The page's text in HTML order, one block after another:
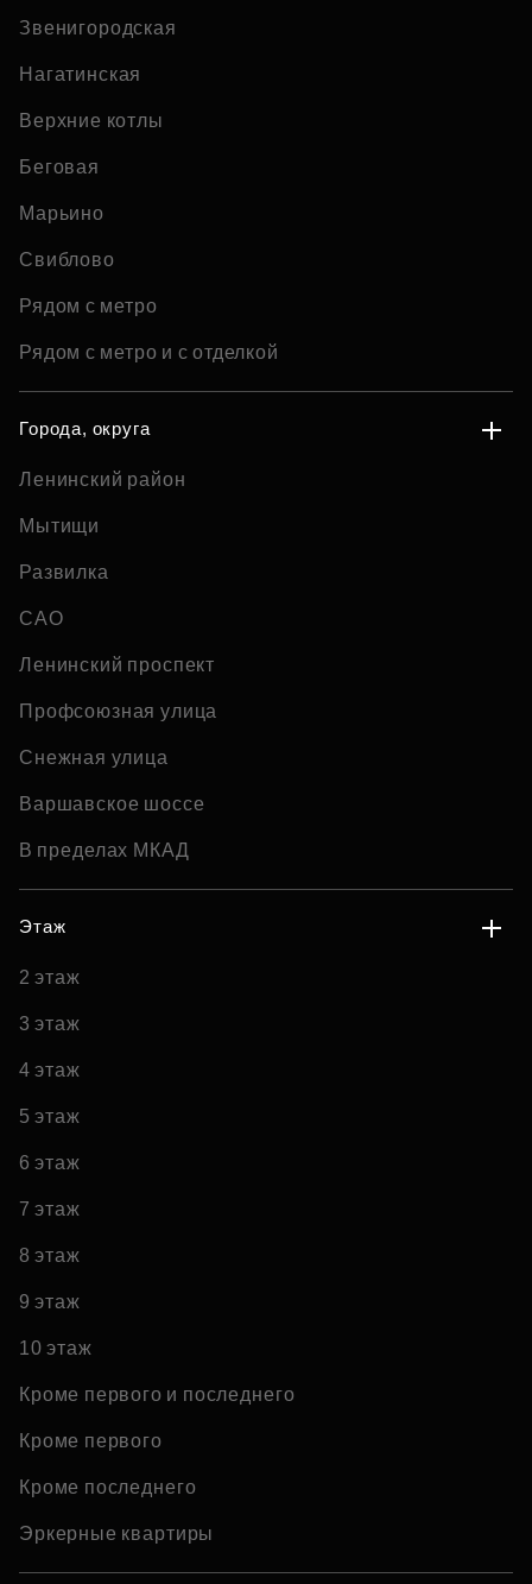
Звенигородская
Нагатинская
Верхние котлы
Беговая
Марьино
Свиблово
Рядом с метро
Рядом с метро и с отделкой
Города, округа
Ленинский район
Мытищи
Развилка
САО
Ленинский проспект
Профсоюзная улица
Снежная улица
Варшавское шоссе
В пределах МКАД
Этаж
2 этаж
3 этаж
4 этаж
5 этаж
6 этаж
7 этаж
8 этаж
9 этаж
10 этаж
Кроме первого и последнего
Кроме первого
Кроме последнего
Эркерные квартиры